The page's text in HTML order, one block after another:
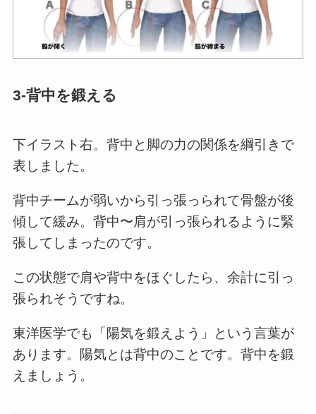
3-背中を鍛える
下イラスト右。背中と脚の力の関係を綱引きで
表しました。
背中チームが弱いから引っ張っられて骨盤が後
傾して緩み。背中〜肩が引っ張られるように緊
張してしまったのです。
この状態で肩や背中をほぐしたら、余計に引っ
張られそうですね。
東洋医学でも「陽気を鍛えよう」という言葉が
あります。陽気とは背中のことです。背中を鍛
えましょう。